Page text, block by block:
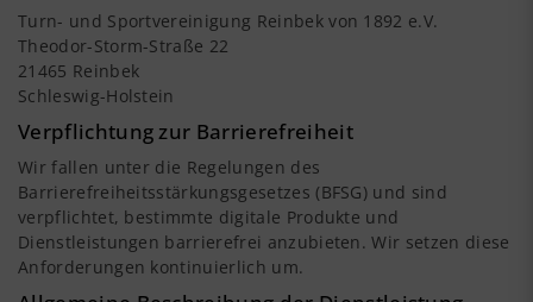
Turn- und Sportvereinigung Reinbek von 1892 e.V.
Theodor-Storm-Straße 22
21465 Reinbek
Schleswig-Holstein
Verpflichtung zur Barrierefreiheit
Wir fallen unter die Regelungen des
Barrierefreiheitsstärkungsgesetzes (BFSG) und sind
verpflichtet, bestimmte digitale Produkte und
Dienstleistungen barrierefrei anzubieten. Wir setzen diese
Anforderungen kontinuierlich um.